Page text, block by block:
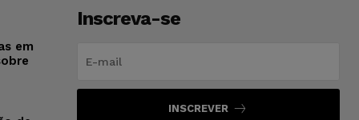
em
Inscreva-se
INSCREVER